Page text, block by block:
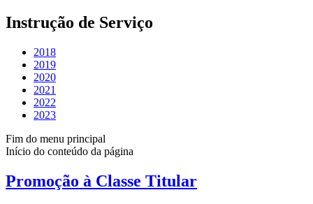
Instrução de Serviço
2018
2019
2020
2021
2022
2023
Fim do menu principal
Início do conteúdo da página
Promoção à Classe Titular